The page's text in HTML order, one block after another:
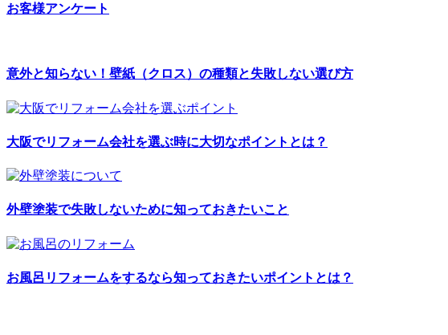
お客様アンケート
意外と知らない！壁紙（クロス）の種類と失敗しない選び方
大阪でリフォーム会社を選ぶ時に大切なポイントとは？
外壁塗装で失敗しないために知っておきたいこと
お風呂リフォームをするなら知っておきたいポイントとは？